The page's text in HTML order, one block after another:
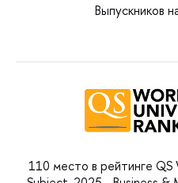
Выпускников
110 место в рейтинге